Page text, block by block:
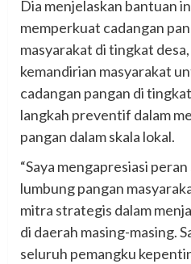
Dia menjelaskan bantuan
memperkuat cadangan
masyarakat di tingkat
kemandirian masyarakat
cadangan pangan di
langkah preventif dalam
pangan dalam skala lokal.
“Saya mengapresiasi
lumbung pangan
mitra strategis dalam
di daerah masing-masing.
seluruh pemangku